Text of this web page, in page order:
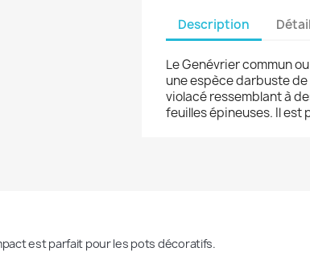
Description
Le Genévrier commun
une espèce darbuste
violacé ressemblant à
feuilles épineuses. Il est
est parfait pour les pots décoratifs.